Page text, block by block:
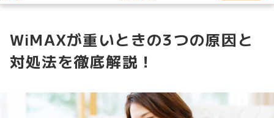
WiMAXが重いときの3つの原因と
対処法を徹底解説！